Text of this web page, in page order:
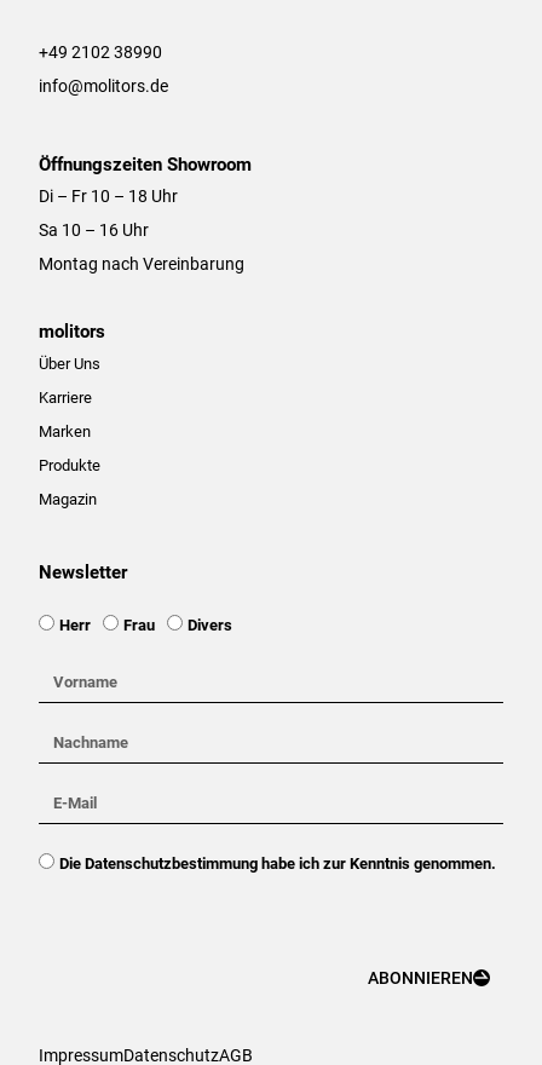
+49 2102 38990
info@molitors.de
Öffnungszeiten Showroom
Di – Fr 10 – 18 Uhr
Sa 10 – 16 Uhr
Montag nach Vereinbarung
molitors
Über Uns
Karriere
Marken
Produkte
Magazin
Newsletter
Ansprache
Herr Frau Divers
Vorname
Nachname
DSGVO
Die Datenschutzbestimmung habe ich zur Kenntnis genommen.
ABONNIEREN
ImpressumDatenschutzAGB